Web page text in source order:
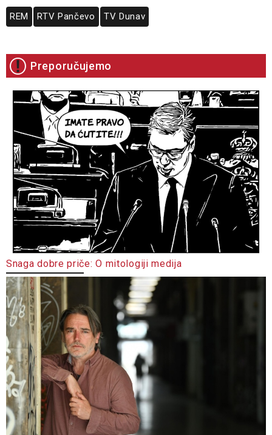
REM RTV Pančevo TV Dunav
Preporučujemo
Snaga dobre priče: O mitologiji medija